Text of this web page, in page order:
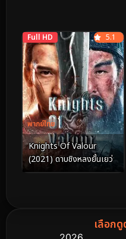
Full HD
พากย์ไทย
5.1
Knights Of Valour
(2021) ดาบชิงหลงยั้นเยว่
เลือก